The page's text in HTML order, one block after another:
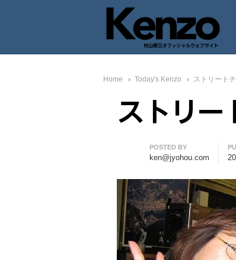
七転八起 – 村山憲三
村山憲三ウェブサイト
Home Today's Kenzo ストリート
ストリー
Author
POSTED BY
ken@jyohou.com